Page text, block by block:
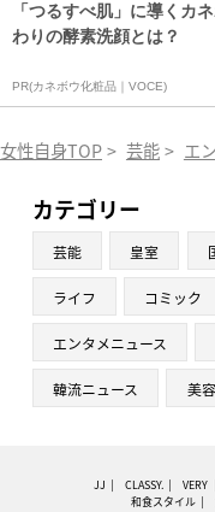
「つるすべ肌」に導くカ
わりの酵素洗顔とは？
PR(カネボウ化粧品｜VOCE)
女性自身TOP > 芸能 > エ
カテゴリー
芸能 皇室
ライフ コミック
エンタメニュース
韓流ニュース 美容
JJ CLASSY. VERY
和食スタイル